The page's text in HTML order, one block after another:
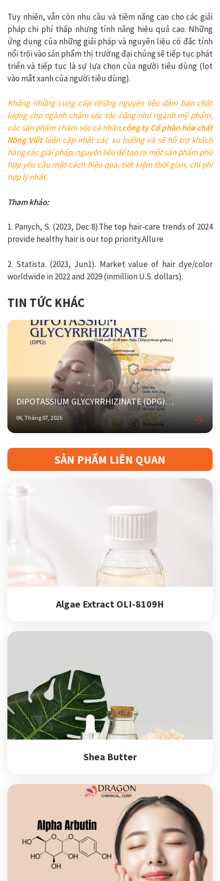
Tuy nhiên, vẫn còn nhu cầu và tiềm năng cao cho các giải
pháp chi phí thấp nhưng tính năng hiệu quả cao. Những
ứng dụng của những giải pháp và nguyên liệu có đăc tính
nổi trội vào sản phẩm thị trường đại chúng sẽ tiếp tục phát
triển và tiếp tục là sự lựa chọn của người tiêu dùng (lọt
vào mắt xanh của người tiêu dùng).
Không những cung cấp những nguyên liệu đảm bảo chất
lượng cho ngành chăm sóc tóc cũng như ngành mỹ phẩm,
các sản phẩm chăm sóc cá nhân,công ty Cổ phần hóa chất
Rồng Việtluôn cập nhật các xu hướng và sẽ hỗ trợ khách
hàng các giải pháp, nguyên liệu để tạo ra một sản phẩm phù
hợp yêu cầu một cách hiệu quả, tiết kiệm thời gian, chi phí
hợp lý nhất.
Tham khảo:
1. Panych, S. (2023, Dec 8).The top hair-care trends of 2024
provide healthy hair is our top priority.Allure
2. Statista. (2023, Jun1). Market value of hair dye/color
worldwide in 2022 and 2029 (inmillion U.S. dollars).
TIN TỨC KHÁC
THIOCARE H104 99%
Hoạt chất tẩy lông hiệu quả cao – dịu nhẹ –
15, Tháng 05, 2026
SẢN PHẨM LIÊN QUAN
Algae Extract OLI-8109H
Shea Butter